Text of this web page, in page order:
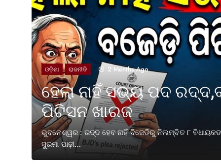
ଓଡ଼ିଶା ରାଜନୀତି 2 Months Ago
ହେଲା ନାହିଁ ସଭ୍ୟ ପଦ
ପିଟିସନ ଖାରଜ
ଭୁବନେଶ୍ୱର : ରଦ୍ଦ ହେବ ନାହିଁ ବିଜେଡିରୁ ନିଲମ୍ବିତ ୮
ସୁରମା ପାଢ଼ୀ…